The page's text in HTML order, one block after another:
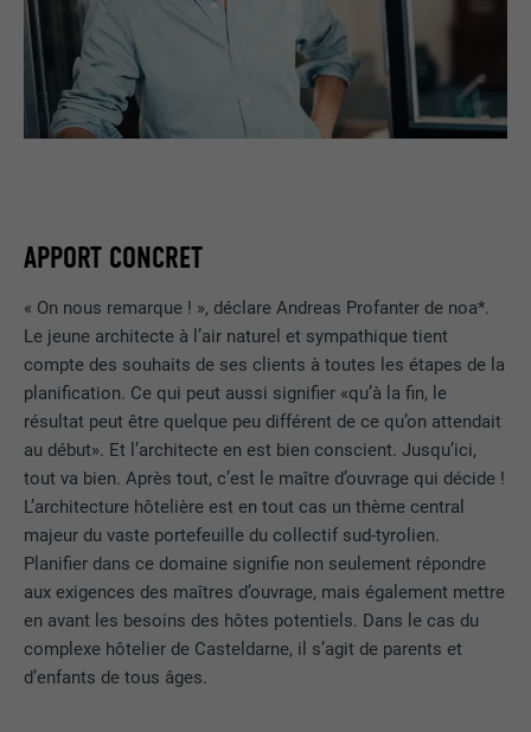
APPORT CONCRET
« On nous remarque ! », déclare Andreas Profanter de noa*.
Le jeune architecte à l’air naturel et sympathique tient
compte des souhaits de ses clients à toutes les étapes de la
planification. Ce qui peut aussi signifier «qu’à la fin, le
résultat peut être quelque peu différent de ce qu’on attendait
au début». Et l’architecte en est bien conscient. Jusqu’ici,
tout va bien. Après tout, c’est le maître d’ouvrage qui décide !
L’architecture hôtelière est en tout cas un thème central
majeur du vaste portefeuille du collectif sud-tyrolien.
Planifier dans ce domaine signifie non seulement répondre
aux exigences des maîtres d’ouvrage, mais également mettre
en avant les besoins des hôtes potentiels. Dans le cas du
complexe hôtelier de Casteldarne, il s’agit de parents et
d’enfants de tous âges.